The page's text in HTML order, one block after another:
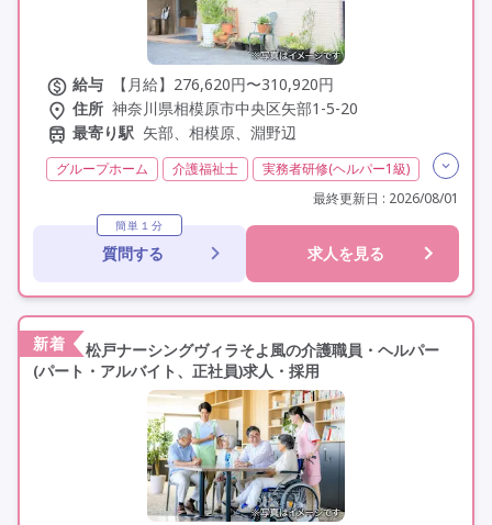
給与
【月給】276,620円〜310,920円
住所 神奈川県相模原市中央区矢部1-5-20
最寄り駅 矢部、相模原、淵野辺
グループホーム 介護福祉士
実務者研修(ヘルパー1級)
夜勤専従
残業月20時間以内
残業ほぼなし 常勤
非常勤
社会保険完備
交通費支給
未経験歓迎
車通勤可
資格取得支援
研修制度あり
最終更新日 : 2026/08/01
簡単１分
質問する 求人を見る
新着
松戸ナーシングヴィラそよ風の介護職員・ヘルパー
(パート・アルバイト、正社員)求人・採用